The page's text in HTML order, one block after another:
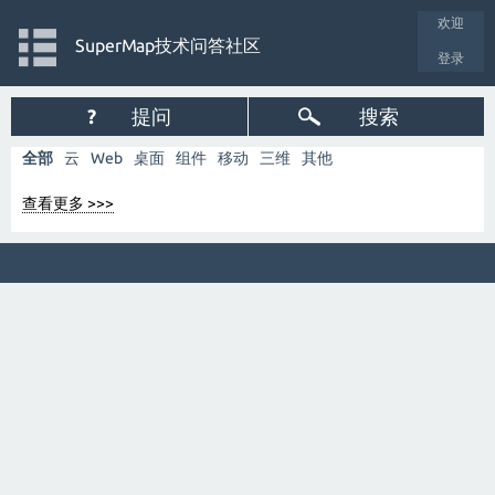
欢迎
登录
SuperMap技术问答社区
? 提问 搜索
全部 云 Web 桌面 组件 移动 三维 其他
查看更多 >>>